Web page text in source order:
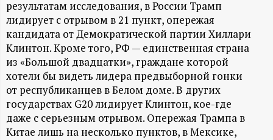
и
н
ф
о
результатам исследования, в России Трамп
лидирует с отрывом в 21 пункт, опережая
кандидата от Демократической партии Хиллари
Клинтон. Кроме того, РФ — единственная страна
из «Большой двадцатки», граждане которой
хотели бы видеть лидера предвыборной гонки
от республиканцев в Белом доме. В других
государствах G20 лидирует Клинтон, кое-где
даже с серьезным отрывом. Опережая Трампа в
Китае лишь на несколько пунктов, в Мексике,